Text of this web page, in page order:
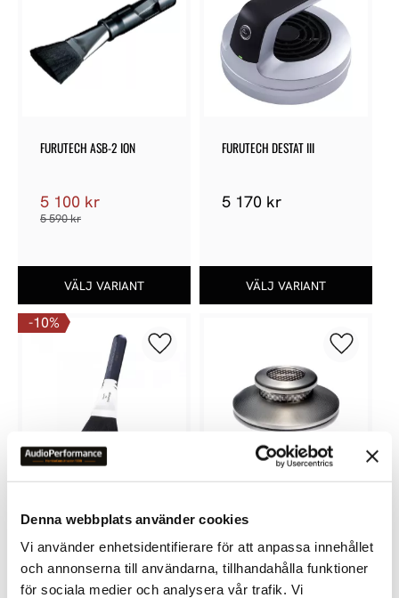
Denna webbplats använder cookies
Vi använder enhetsidentifierare för att anpassa innehållet
och annonserna till användarna, tillhandahålla funktioner
för sociala medier och analysera vår trafik. Vi
FURUTECH ASB-2 ION
5 100 kr
5 590kr
FURUTECH DESTAT III
5 170 kr
FURUTECH ASB-1
2 970kr
3 290kr
10%
Lägg till i favoriter
FURUTECH MONZA LP
STABILIZER
4 750kr
Lägg till